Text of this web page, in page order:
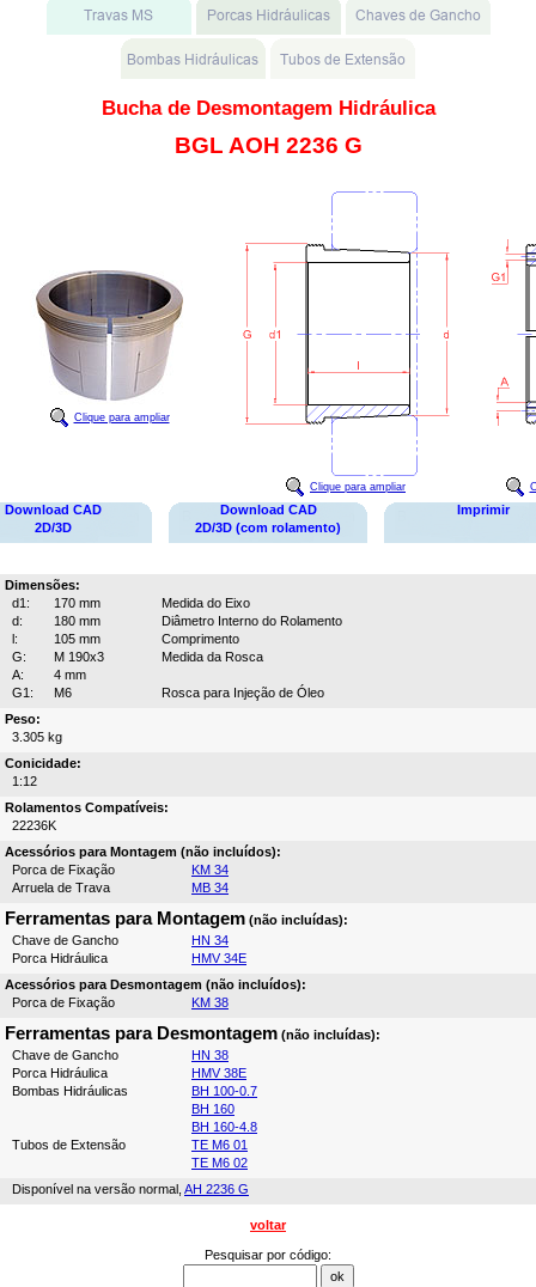
Bucha de Desmontagem Hidráulica
BGL AOH 2236 G
Clique para ampliar
Clique para ampliar
Download CAD
2D/3D
Download CAD
2D/3D (com rolamento)
Imprimir
Dimensões:
d1:
170 mm
Medida do Eixo
d:
180 mm
Diâmetro Interno do Rolamento
l:
105 mm
Comprimento
G:
M 190x3
Medida da Rosca
A:
4 mm
G1:
M6
Rosca para Injeção de Óleo
Peso:
3.305 kg
Conicidade:
1:12
Rolamentos Compatíveis:
22236K
Acessórios para Montagem (não incluídos):
Porca de Fixação
KM 34
Arruela de Trava
MB 34
Ferramentas para Montagem (não incluídas):
Chave de Gancho
HN 34
Porca Hidráulica
HMV 34E
Acessórios para Desmontagem (não incluídos):
Porca de Fixação
KM 38
Ferramentas para Desmontagem (não incluídas):
Chave de Gancho
HN 38
Porca Hidráulica
HMV 38E
Bombas Hidráulicas
BH 100-0.7
BH 160
BH 160-4.8
Tubos de Extensão
TE M6 01
TE M6 02
Disponível na versão normal, AH 2236 G
voltar
Pesquisar por código: